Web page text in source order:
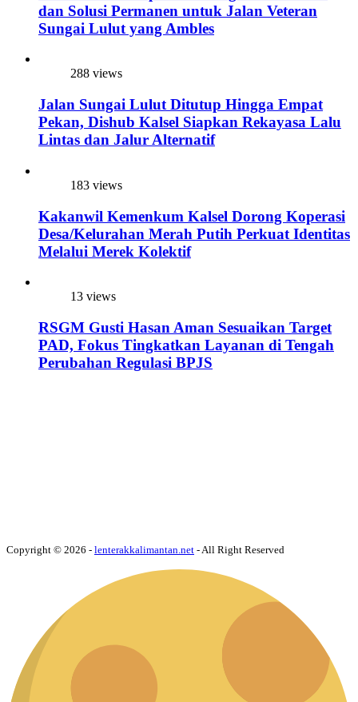
dan Solusi Permanen untuk Jalan Veteran
Sungai Lulut yang Ambles
288 views
Jalan Sungai Lulut Ditutup Hingga Empat
Pekan, Dishub Kalsel Siapkan Rekayasa Lalu
Lintas dan Jalur Alternatif
183 views
Kakanwil Kemenkum Kalsel Dorong Koperasi
Desa/Kelurahan Merah Putih Perkuat Identitas
Melalui Merek Kolektif
13 views
RSGM Gusti Hasan Aman Sesuaikan Target
PAD, Fokus Tingkatkan Layanan di Tengah
Perubahan Regulasi BPJS
Copyright © 2026 - lenterakkalimantan.net - All Right Reserved